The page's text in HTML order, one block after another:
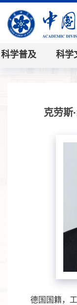
科学普及 科学
克劳斯
德国国籍，工